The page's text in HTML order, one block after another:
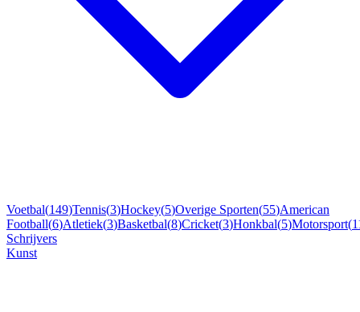
Voetbal(149)Tennis(3)Hockey(5)Overige Sporten(55)American
Football(6)Atletiek(3)Basketbal(8)Cricket(3)Honkbal(5)Motorsport(
Schrijvers
Kunst